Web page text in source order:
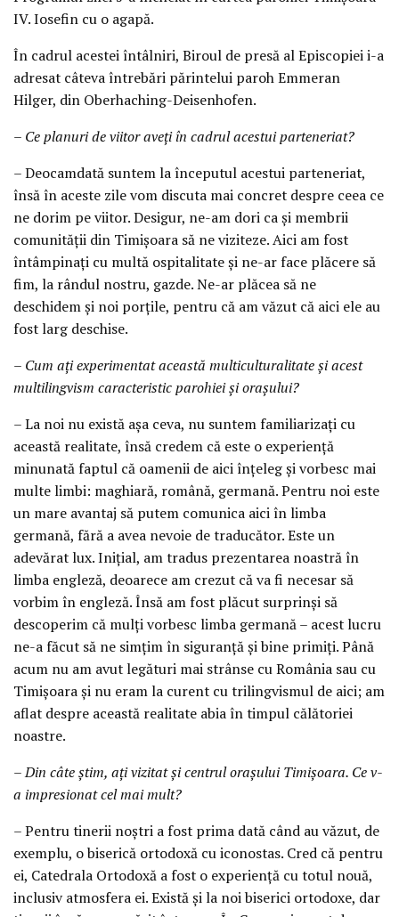
IV. Iosefin cu o agapă.
În cadrul acestei întâlniri, Biroul de presă al Episcopiei i-a
adresat câteva întrebări părintelui paroh Emmeran
Hilger, din Oberhaching-Deisenhofen.
– Ce planuri de viitor aveți în cadrul acestui parteneriat?
– Deocamdată suntem la începutul acestui parteneriat,
însă în aceste zile vom discuta mai concret despre ceea ce
ne dorim pe viitor. Desigur, ne-am dori ca și membrii
comunității din Timișoara să ne viziteze. Aici am fost
întâmpinați cu multă ospitalitate și ne-ar face plăcere să
fim, la rândul nostru, gazde. Ne-ar plăcea să ne
deschidem și noi porțile, pentru că am văzut că aici ele au
fost larg deschise.
– Cum ați experimentat această multiculturalitate și acest
multilingvism caracteristic parohiei și orașului?
– La noi nu există așa ceva, nu suntem familiarizați cu
această realitate, însă credem că este o experiență
minunată faptul că oamenii de aici înțeleg și vorbesc mai
multe limbi: maghiară, română, germană. Pentru noi este
un mare avantaj să putem comunica aici în limba
germană, fără a avea nevoie de traducător. Este un
adevărat lux. Inițial, am tradus prezentarea noastră în
limba engleză, deoarece am crezut că va fi necesar să
vorbim în engleză. Însă am fost plăcut surprinși să
descoperim că mulți vorbesc limba germană – acest lucru
ne-a făcut să ne simțim în siguranță și bine primiți. Până
acum nu am avut legături mai strânse cu România sau cu
Timișoara și nu eram la curent cu trilingvismul de aici; am
aflat despre această realitate abia în timpul călătoriei
noastre.
– Din câte știm, ați vizitat și centrul orașului Timișoara. Ce v-
a impresionat cel mai mult?
– Pentru tinerii noștri a fost prima dată când au văzut, de
exemplu, o biserică ortodoxă cu iconostas. Cred că pentru
ei, Catedrala Ortodoxă a fost o experiență cu totul nouă,
inclusiv atmosfera ei. Există și la noi biserici ortodoxe, dar